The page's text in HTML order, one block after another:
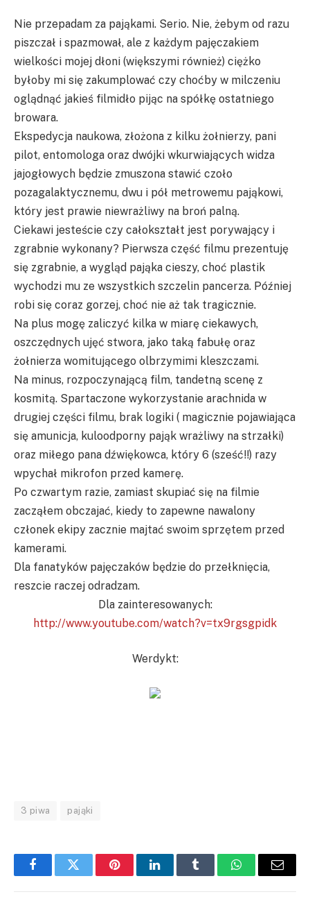
Nie przepadam za pająkami. Serio. Nie, żebym od razu
piszczał i spazmował, ale z każdym pajęczakiem
wielkości mojej dłoni (większymi również) ciężko
byłoby mi się zakumplować czy choćby w milczeniu
oglądnąć jakieś filmidło pijąc na spółkę ostatniego
browara.
Ekspedycja naukowa, złożona z kilku żołnierzy, pani
pilot, entomologa oraz dwójki wkurwiających widza
jajogłowych będzie zmuszona stawić czoło
pozagalaktycznemu, dwu i pół metrowemu pająkowi,
który jest prawie niewrażliwy na broń palną.
Ciekawi jesteście czy całokształt jest porywający i
zgrabnie wykonany? Pierwsza część filmu prezentuję
się zgrabnie, a wygląd pająka cieszy, choć plastik
wychodzi mu ze wszystkich szczelin pancerza. Później
robi się coraz gorzej, choć nie aż tak tragicznie.
Na plus mogę zaliczyć kilka w miarę ciekawych,
oszczędnych ujęć stwora, jako taką fabułę oraz
żołnierza womitującego olbrzymimi kleszczami.
Na minus, rozpoczynającą film, tandetną scenę z
kosmitą. Spartaczone wykorzystanie arachnida w
drugiej części filmu, brak logiki ( magicznie pojawiająca
się amunicja, kuloodporny pająk wrażliwy na strzałki)
oraz miłego pana dźwiękowca, który 6 (sześć!!) razy
wpychał mikrofon przed kamerę.
Po czwartym razie, zamiast skupiać się na filmie
zacząłem obczajać, kiedy to zapewne nawalony
członek ekipy zacznie majtać swoim sprzętem przed
kamerami.
Dla fanatyków pajęczaków będzie do przełknięcia,
reszcie raczej odradzam.
Dla zainteresowanych:
http://www.youtube.com/watch?v=tx9rgsgpidk
Werdykt:
3 piwa pająki
FacebookTwitter PinterestLinkedInTumblr WhatsAppEmail